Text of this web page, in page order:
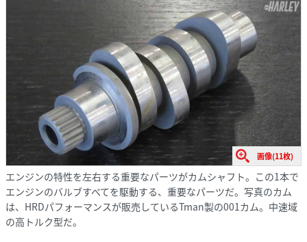
画像(11枚)
エンジンの特性を左右する重要なパーツがカムシャフト。この1本で
エンジンのバルブすべてを駆動する、重要なパーツだ。写真のカム
は、HRDパフォーマンスが販売しているTman製の001カム。中速域
の高トルク型だ。